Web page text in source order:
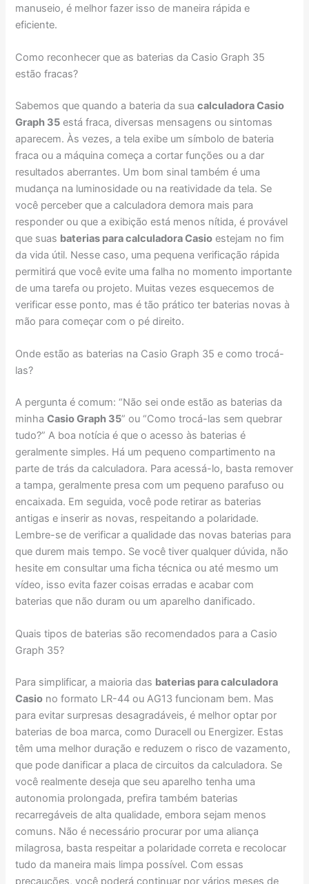
manuseio, é melhor fazer isso de maneira rápida e
eficiente.
Como reconhecer que as baterias da Casio Graph 35
estão fracas?
Sabemos que quando a bateria da suacalculadora Casio
Graph 35 está fraca, diversas mensagens ou sintomas
aparecem. Às vezes, a tela exibe um símbolo de bateria
fraca ou a máquina começa a cortar funções ou a dar
resultados aberrantes. Um bom sinal também é uma
mudança na luminosidade ou na reatividade da tela. Se
você perceber que a calculadora demora mais para
responder ou que a exibição está menos nítida, é provável
que suas baterias para calculadora Casio estejam no fim
da vida útil. Nesse caso, uma pequena verificação rápida
permitirá que você evite uma falha no momento importante
de uma tarefa ou projeto. Muitas vezes esquecemos de
verificar esse ponto, mas é tão prático ter baterias novas à
mão para começar com o pé direito.
Onde estão as baterias na Casio Graph 35 e como trocá-
las?
A pergunta é comum: “Não sei onde estão as baterias da
minhaCasio Graph 35” ou “Como trocá-las sem quebrar
tudo?” A boa notícia é que o acesso às baterias é
geralmente simples. Há um pequeno compartimento na
parte de trás da calculadora. Para acessá-lo, basta remover
a tampa, geralmente presa com um pequeno parafuso ou
encaixada. Em seguida, você pode retirar as baterias
antigas e inserir as novas, respeitando a polaridade.
Lembre-se de verificar a qualidade das novas baterias para
que durem mais tempo. Se você tiver qualquer dúvida, não
hesite em consultar uma ficha técnica ou até mesmo um
vídeo, isso evita fazer coisas erradas e acabar com
baterias que não duram ou um aparelho danificado.
Quais tipos de baterias são recomendados para a Casio
Graph 35?
Para simplificar, a maioria das baterias para calculadora
Casio no formato LR-44 ou AG13 funcionam bem. Mas
para evitar surpresas desagradáveis, é melhor optar por
baterias de boa marca, como Duracell ou Energizer. Estas
têm uma melhor duração e reduzem o risco de vazamento,
que pode danificar a placa de circuitos da calculadora. Se
você realmente deseja que seu aparelho tenha uma
autonomia prolongada, prefira também baterias
recarregáveis de alta qualidade, embora sejam menos
comuns. Não é necessário procurar por uma aliança
milagrosa, basta respeitar a polaridade correta e recolocar
tudo da maneira mais limpa possível. Com essas
precauções, você poderá continuar por vários meses de